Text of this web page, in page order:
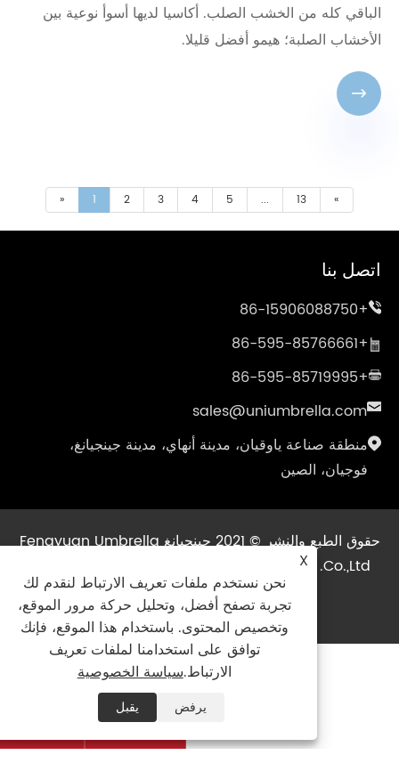
الباقي كله من الخشب الصلب. أكاسيا لديها أسوأ نوعية بين
الأخشاب الصلبة؛ هيمو أفضل قليلا.

13
اتصل بنا
+86-15906088750
+86-595-85766661
+86-595-85719995
sales@uniumbrella.com
منطقة صناعة ياوقيان، مدينة أنهاي، مدينة جينجيانغ،
فوجيان، الصين
حقوق الطبع والنشر © 2021 جينجيانغ Fengyuan Umbrella
Co.,Ltd. جميع الحقوق محفوظة
RSS|
|سياسة الخصوصية|
نحن نستخدم ملفات تعريف الارتباط لنقدم لك
تجربة تصفح أفضل، وتحليل حركة مرور الموقع،
وتخصيص المحتوى. باستخدام هذا الموقع، فإنك
توافق على استخدامنا لملفات تعريف
الارتباط.سياسة الخصوصية
يرفض يقبل